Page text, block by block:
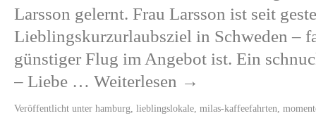
Larsson gelernt. Frau Larsson ist seit
Lieblingskurzurlaubsziel in Schweden –
günstiger Flug im Angebot ist. Ein
– Liebe … Weiterlesen →
Veröffentlicht unter hamburg lieblingslokale milas-kaffeefahrten